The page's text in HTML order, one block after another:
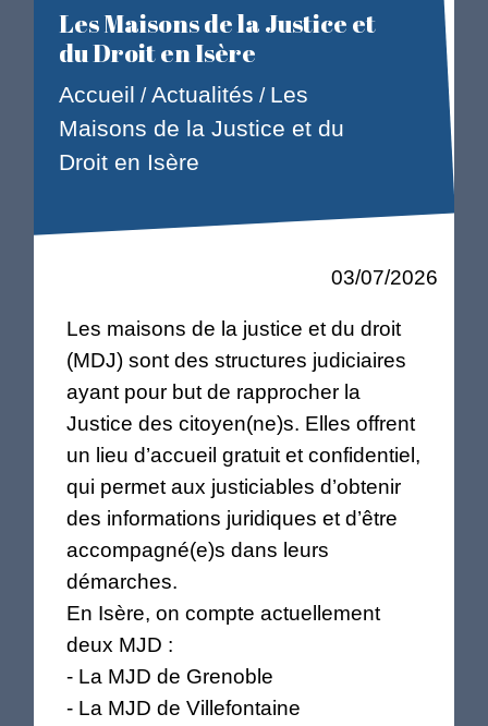
Les Maisons de la Justice et
du Droit en Isère
Accueil /Actualités / Les
Maisons de la Justice et du
Droit en Isère
03/07/2026
Les maisons de la justice et du droit
(MDJ) sont des structures judiciaires
ayant pour but de rapprocher la
Justice des citoyen(ne)s. Elles offrent
un lieu d’accueil gratuit et confidentiel,
qui permet aux justiciables d’obtenir
des informations juridiques et d’être
accompagné(e)s dans leurs
démarches.
En Isère, on compte actuellement
deux MJD :
- La MJD de Grenoble
- La MJD de Villefontaine